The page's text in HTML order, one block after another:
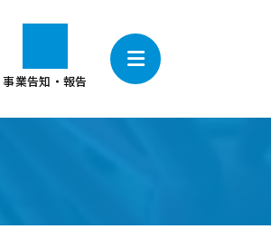
事業告知・報告